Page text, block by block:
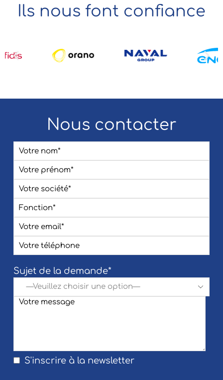
Ils nous font confiance
Nous contacter
Sujet de la demande*
S'inscrire à la newsletter